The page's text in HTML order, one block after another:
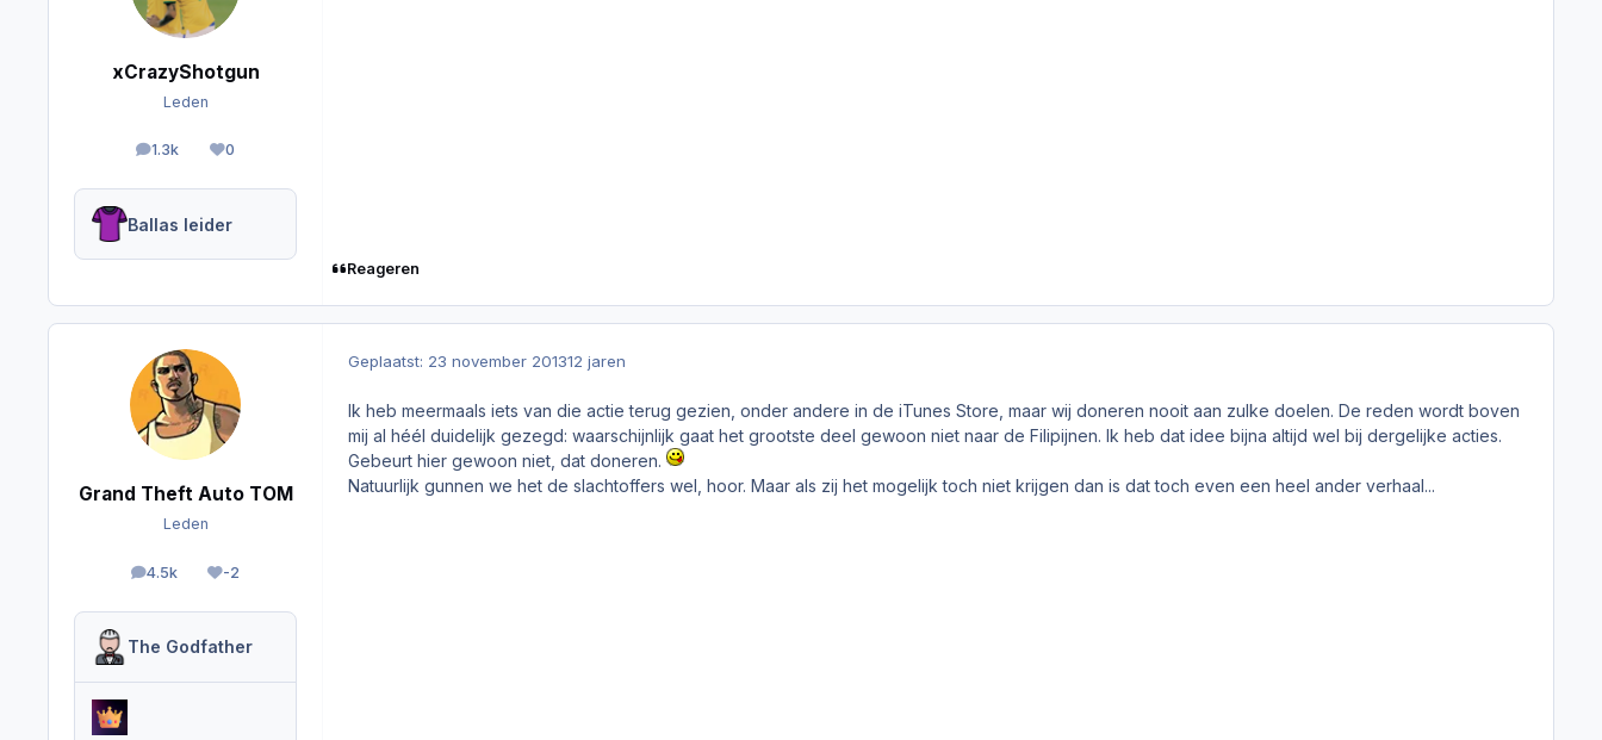
xCrazyShotgun
Leden
1.3k
berichten0
Reputation
Ballas leider
Reageren
Grand Theft Auto TOM
Leden
4.5k
berichten -2
Reputation
The Godfather
Geplaatst: 23 november 201312 jaren
Ik heb meermaals iets van die actie terug gezien, onder andere in de iTunes Store, maar wij doneren nooit aan zulke doelen. De reden wordt boven
mij al héél duidelijk gezegd: waarschijnlijk gaat het grootste deel gewoon niet naar de Filipijnen. Ik heb dat idee bijna altijd wel bij dergelijke acties.
Gebeurt hier gewoon niet, dat doneren.
Natuurlijk gunnen we het de slachtoffers wel, hoor. Maar als zij het mogelijk toch niet krijgen dan is dat toch even een heel ander verhaal...